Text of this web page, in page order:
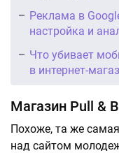
Реклама в
настройка и
Что убивает
в интернет-
Магазин Pull &
Похоже, та же
над сайтом